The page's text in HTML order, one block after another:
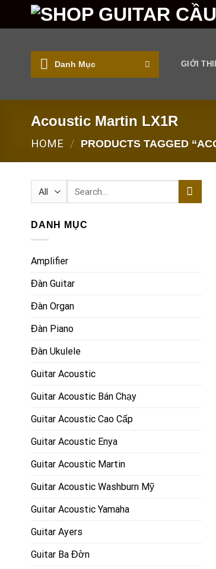
Danh Mục GIỚI
Acoustic Martin LX1R
HOME / PRODUCTS TAGGED
DANH MỤC
Amplifier
Đàn Guitar
Đàn Organ
Đàn Piano
Đàn Ukulele
Guitar Acoustic
Guitar Acoustic Bán Chạy
Guitar Acoustic Cao Cấp
Guitar Acoustic Enya
Guitar Acoustic Martin
Guitar Acoustic Washburn Mỹ
Guitar Acoustic Yamaha
Guitar Ayers
Guitar Ba Đờn